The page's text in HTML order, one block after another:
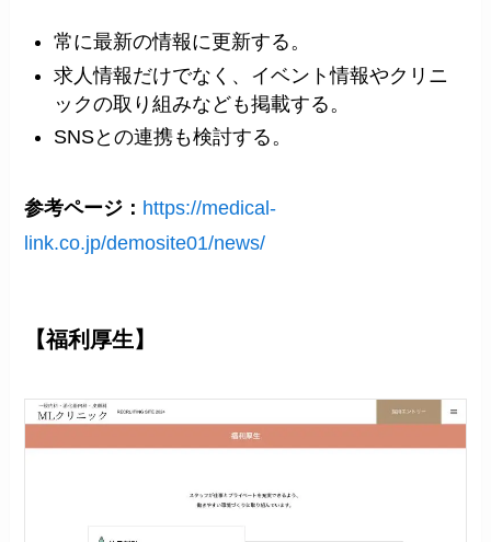
常に最新の情報に更新する。
求人情報だけでなく、イベント情報やクリニ
ックの取り組みなども掲載する。
SNSとの連携も検討する。
参考ページ： https://medical-
link.co.jp/demosite01/news/
【福利厚生】